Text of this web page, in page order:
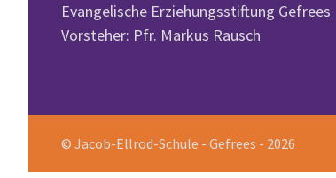
Evangelische Erziehungsstiftung Gefrees
Vorsteher: Pfr. Markus Rausch
© Jacob-Ellrod-Schule - Gefrees - 2026